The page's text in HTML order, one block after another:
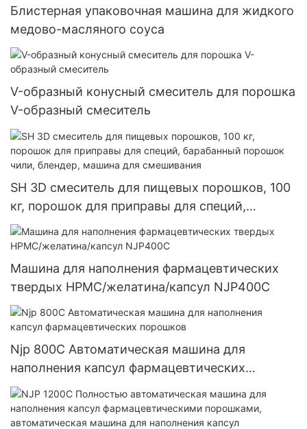
Блистерная упаковочная машина для жидкого
медово-масляного соуса
V-образный конусный смеситель для порошка
V-образный смеситель
SH 3D смеситель для пищевых порошков, 100
кг, порошок для приправы для специй,
барабанный порошок чили, блендер, машина
для смешивания
Машина для наполнения фармацевтических
твердых HPMC/желатина/капсул NJP400C
Njp 800C Автоматическая машина для
наполнения капсул фармацевтических
порошков